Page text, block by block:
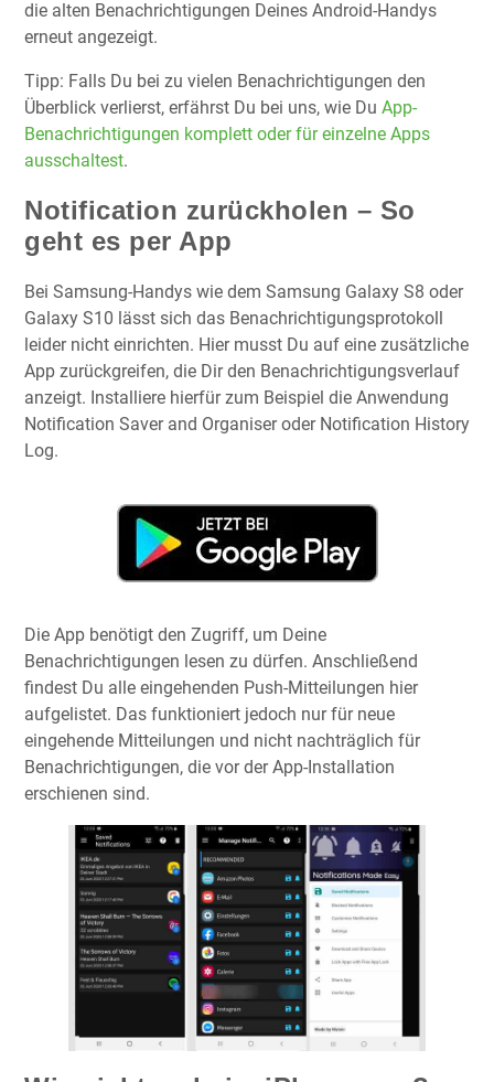
die alten Benachrichtigungen Deines Android-Handys
erneut angezeigt.
Tipp: Falls Du bei zu vielen Benachrichtigungen den
Überblick verlierst, erfährst Du bei uns, wie Du App-
Benachrichtigungen komplett oder für einzelne Apps
ausschaltest.
Notification zurückholen – So
geht es per App
Bei Samsung-Handys wie dem Samsung Galaxy S8 oder
Galaxy S10 lässt sich das Benachrichtigungsprotokoll
leider nicht einrichten. Hier musst Du auf eine zusätzliche
App zurückgreifen, die Dir den Benachrichtigungsverlauf
anzeigt. Installiere hierfür zum Beispiel die Anwendung
Notification Saver and Organiser oder Notification History
Log.
Die App benötigt den Zugriff, um Deine
Benachrichtigungen lesen zu dürfen. Anschließend
findest Du alle eingehenden Push-Mitteilungen hier
aufgelistet. Das funktioniert jedoch nur für neue
eingehende Mitteilungen und nicht nachträglich für
Benachrichtigungen, die vor der App-Installation
erschienen sind.